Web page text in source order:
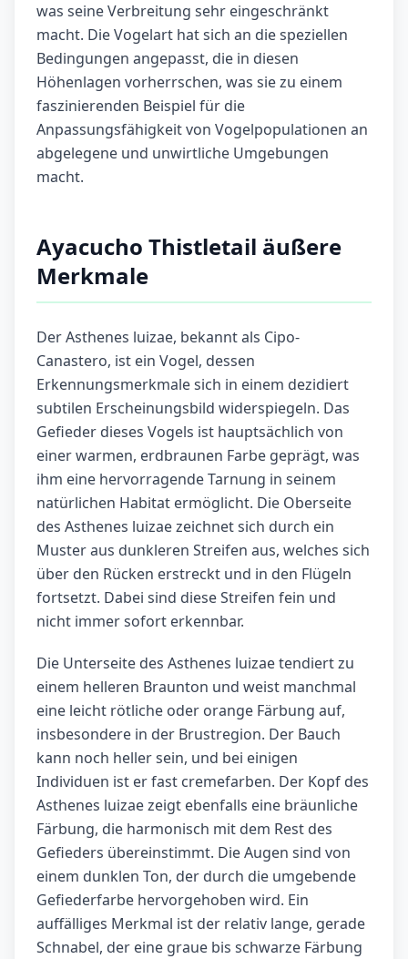
was seine Verbreitung sehr eingeschränkt
macht. Die Vogelart hat sich an die speziellen
Bedingungen angepasst, die in diesen
Höhenlagen vorherrschen, was sie zu einem
faszinierenden Beispiel für die
Anpassungsfähigkeit von Vogelpopulationen an
abgelegene und unwirtliche Umgebungen
macht.
Ayacucho Thistletail äußere
Merkmale
Der Asthenes luizae, bekannt als Cipo-
Canastero, ist ein Vogel, dessen
Erkennungsmerkmale sich in einem dezidiert
subtilen Erscheinungsbild widerspiegeln. Das
Gefieder dieses Vogels ist hauptsächlich von
einer warmen, erdbraunen Farbe geprägt, was
ihm eine hervorragende Tarnung in seinem
natürlichen Habitat ermöglicht. Die Oberseite
des Asthenes luizae zeichnet sich durch ein
Muster aus dunkleren Streifen aus, welches sich
über den Rücken erstreckt und in den Flügeln
fortsetzt. Dabei sind diese Streifen fein und
nicht immer sofort erkennbar.
Die Unterseite des Asthenes luizae tendiert zu
einem helleren Braunton und weist manchmal
eine leicht rötliche oder orange Färbung auf,
insbesondere in der Brustregion. Der Bauch
kann noch heller sein, und bei einigen
Individuen ist er fast cremefarben. Der Kopf des
Asthenes luizae zeigt ebenfalls eine bräunliche
Färbung, die harmonisch mit dem Rest des
Gefieders übereinstimmt. Die Augen sind von
einem dunklen Ton, der durch die umgebende
Gefiederfarbe hervorgehoben wird. Ein
auffälliges Merkmal ist der relativ lange, gerade
Schnabel, der eine graue bis schwarze Färbung